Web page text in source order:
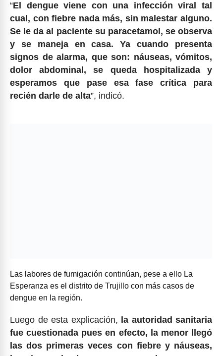
“El dengue viene con una infección viral tal
cual, con fiebre nada más, sin malestar alguno.
Se le da al paciente su paracetamol, se observa
y se maneja en casa. Ya cuando presenta
signos de alarma, que son: náuseas, vómitos,
dolor abdominal, se queda hospitalizada y
esperamos que pase esa fase crítica para
recién darle de alta”, indicó.
Las labores de fumigación continúan, pese a ello La
Esperanza es el distrito de Trujillo con más casos de
dengue en la región.
Luego de esta explicación, la autoridad sanitaria
fue cuestionada pues en efecto, la menor llegó
las dos primeras veces con fiebre y náuseas,